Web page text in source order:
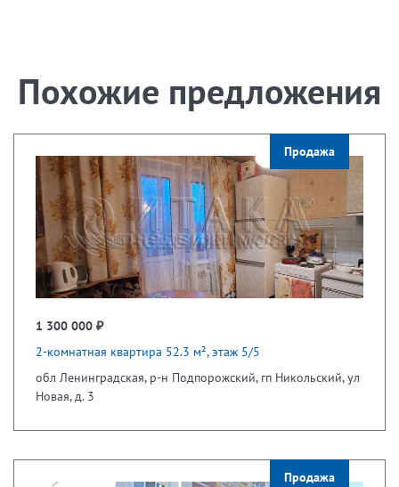
Похожие предложения
Продажа
1 300 000 ₽
2-комнатная квартира 52.3 м², этаж 5/5
обл Ленинградская, р-н Подпорожский, гп Никольский, ул
Новая, д. 3
Продажа